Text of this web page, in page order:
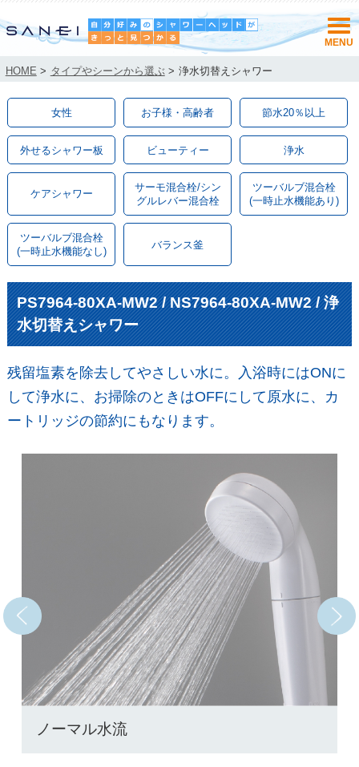
HOME > タイプやシーンから選ぶ> 浄水切替えシャワー
女性 お子様・高齢者 節水20％以上
外せるシャワー板 ビューティー 浄水
ケアシャワー
サーモ混合栓/シン
グルレバー混合栓
ツーバルブ混合栓
(一時止水機能あり)
ツーバルブ混合栓
(一時止水機能なし)
バランス釜
PS7964-80XA-MW2 / NS7964-80XA-MW2 / 浄
水切替えシャワー
残留塩素を除去してやさしい水に。入浴時にはONに
して浄水に、お掃除のときはOFFにして原水に、カ
ートリッジの節約にもなります。
ノーマル水流